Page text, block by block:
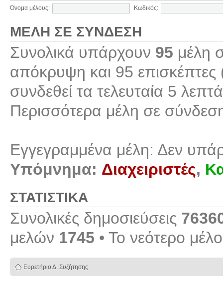
Όνομα μέλους: Κωδικός:
ΜΈΛΗ ΣΕ ΣΎΝΔΕΣΗ
Συνολικά υπάρχουν 95 μέλη
απόκρυψη και 95
συνδεθεί τα τελευταία 5
Περισσότερα μέλη σε
Εγγεγραμμένα μέλη: Δεν
Υπόμνημα: Διαχειριστές,
ΣΤΑΤΙΣΤΙΚΆ
Συνολικές δημοσιεύσεις
μελών 1745 • Το νεότερο
Ευρετήριο Δ. Συζήτησης